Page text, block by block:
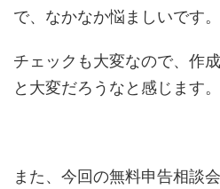
で、なかなか悩ましいです。
チェックも大変なので、作
と大変だろうなと感じます。
また、今回の無料申告相談